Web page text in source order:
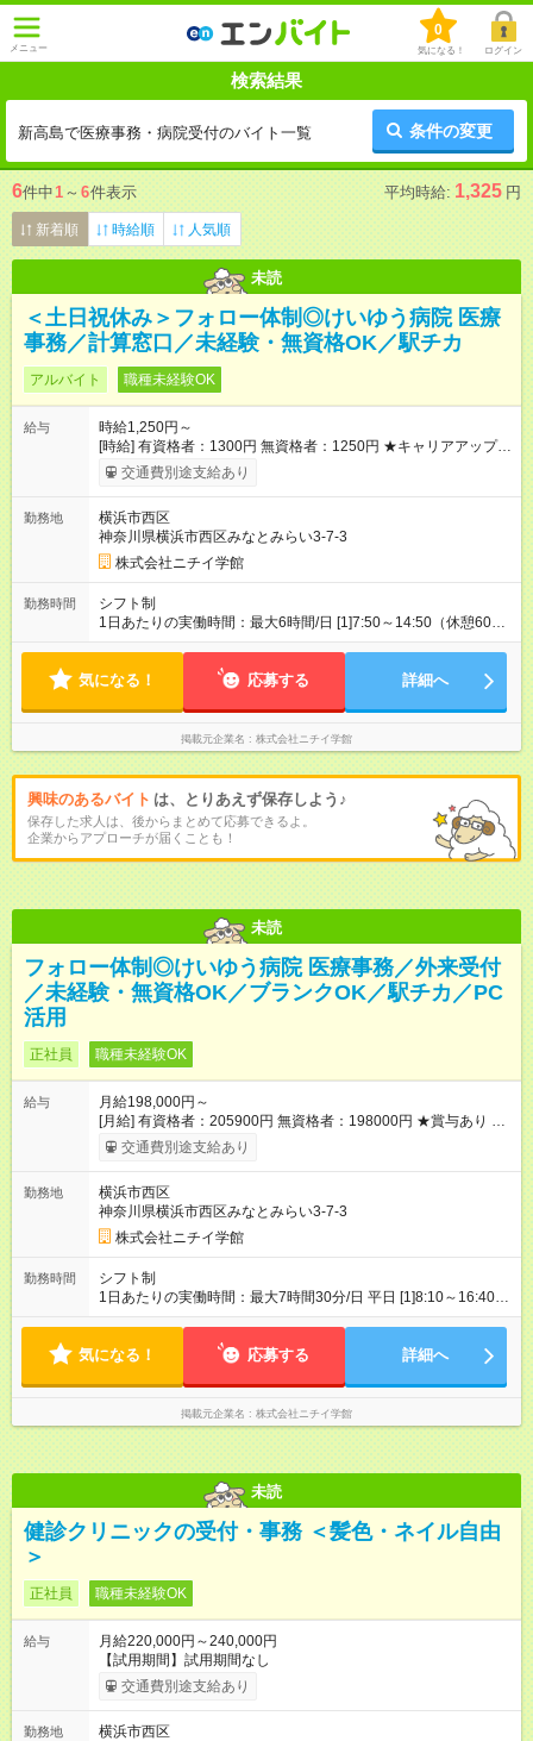
メニュー
0
気になる！ ログイン
検索結果
新高島で医療事務・病院受付のバイト一覧 条件の変更
6件中1 ～ 6件表示 平均時給: 1,325 円
新着順 時給順 人気順
未読
＜土日祝休み＞フォロー体制◎けいゆう病院 医療
事務／計算窓口／未経験・無資格OK／駅チカ
アルバイト 職種未経験OK
給与
時給1,250円～
[時給] 有資格者：1300円 無資格者：1250円 ★キャリアアップ制
度あり 進級により給与がアップします！ 【試用期間】試用期間
あり 試用期間の長さ：3ヶ月 雇用形態、給与は本採用時と同じ
交通費別途支給あり
勤務地
横浜市西区
神奈川県横浜市西区みなとみらい3-7-3
株式会社ニチイ学館
勤務時間
シフト制
1日あたりの実働時間：最大6時間/日 [1]7:50～14:50（休憩60
分） [2]9:00～16:00（休憩60分） [3]9:30～16:30（休憩60分）
業なし
気になる！ 応募する 詳細へ
掲載元企業名 株式会社ニチイ学館
興味のあるバイト は、とりあえず保存しよう♪
保存した求人は、後からまとめて応募できるよ。
企業からアプローチが届くことも！
未読
フォロー体制◎けいゆう病院 医療事務／外来受付
／未経験・無資格OK／ブランクOK／駅チカ／PC
活用
正社員 職種未経験OK
給与
月給198,000円～
[月給] 有資格者：205900円 無資格者：198000円 ★賞与あり 年
2回（業績による 初年度1回） ★キャリアアップ制度あり 進級
により給与がアップします！ 【試用期間】試用期間あり 試用期
交通費別途支給あり
勤務地
横浜市西区
神奈川県横浜市西区みなとみらい3-7-3
株式会社ニチイ学館
勤務時間
シフト制
1日あたりの実働時間：最大7時間30分/日 平日 [1]8:10～16:40
[2]8:20～16:50 [3]8:50～17:20 [4]9:20～17:50 各休憩60分 土
13:00 各休憩なし
気になる！ 応募する 詳細へ
掲載元企業名 株式会社ニチイ学館
未読
健診クリニックの受付・事務 ＜髪色・ネイル自由
＞
正社員 職種未経験OK
給与
月給220,000円～240,000円
【試用期間】試用期間なし
交通費別途支給あり
勤務地
横浜市西区